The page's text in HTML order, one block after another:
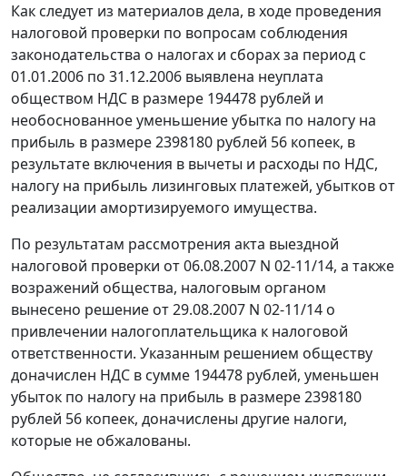
Как следует из материалов дела, в ходе проведения
налоговой проверки по вопросам соблюдения
законодательства о налогах и сборахза период с
01.01.2006 по 31.12.2006 выявлена неуплата
обществом НДС в размере 194478 рублей и
необоснованное уменьшение убытка по налогу на
прибыль в размере 2398180 рублей 56 копеек, в
результате включения в вычеты и расходы по НДС,
налогу на прибыль лизинговых платежей, убытков от
реализации амортизируемого имущества.
По результатам рассмотрения акта выездной
налоговой проверки от 06.08.2007 N 02-11/14, а также
возражений общества, налоговым органом
вынесено решение от 29.08.2007 N 02-11/14 о
привлечении налогоплательщика к налоговой
ответственности. Указанным решением обществу
доначислен НДС в сумме 194478 рублей, уменьшен
убыток по налогу на прибыль в размере 2398180
рублей 56 копеек, доначислены другие налоги,
которые не обжалованы.